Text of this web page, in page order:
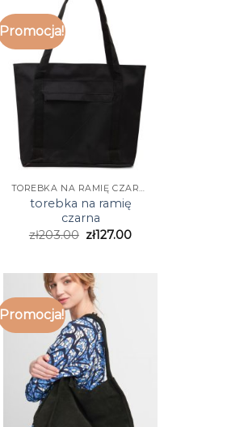
Promocja!
TOREBKA NA RAMIĘ CZARNA
torebka na ramię
czarna
zł203.00 zł127.00
Promocja!